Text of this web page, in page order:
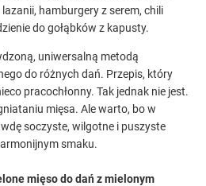
hamburgery z serem, chili
do gołąbków z kapusty.
uniwersalną metodą
do różnych dań. Przepis, który
pracochłonny. Tak jednak nie jest.
mięsa. Ale warto, bo w
soczyste, wilgotne i puszyste
smaku.
mięso do dań z mielonym